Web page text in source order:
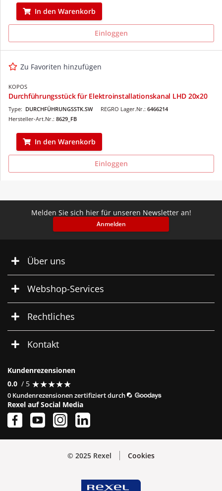
In den Warenkorb
Einloggen
Zu Favoriten hinzufügen
KOPOS
Durchführungsstück für Elektroinstallationskanal LHD 20x20
REGRO Lager.Nr.: 6466214
Type: DURCHFÜHRUNGSSTK.SW
Hersteller-Art.Nr.: 8629_FB
In den Warenkorb
Einloggen
Melden Sie sich hier für unseren Newsletter an!
Anmelden
Über uns
Webshop-Services
Rechtliches
Kontakt
Kundenrezensionen
0.0 / 5 ★★★★★
★★★★★
0 Kundenrezensionen zertifiziert durch
Rexel auf Social Media
© 2025 Rexel Cookies